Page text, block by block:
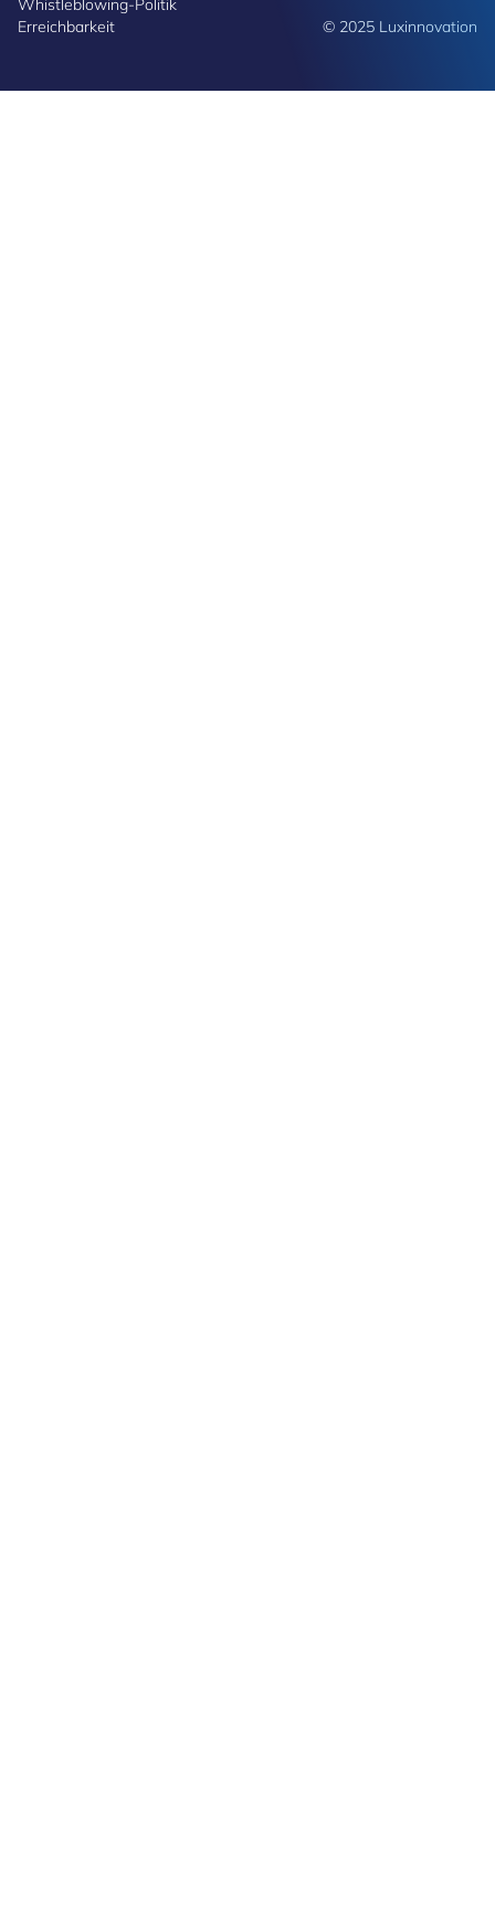
Whistleblowing-Politik
Erreichbarkeit
© 2025 Luxinnovation